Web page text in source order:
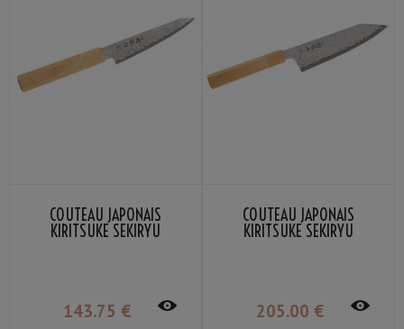
COUTEAU JAPONAIS
KIRITSUKE SEKIRYU
143.75 €
COUTEAU JAPONAIS
KIRITSUKE SEKIRYU
205.00 €